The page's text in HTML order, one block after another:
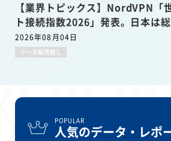
【業界トピックス】NordVPN「
ト接続指数2026」発表。日本は
2026年08月04日
データ販売無し
POPULAR
人気のデータ・レポ